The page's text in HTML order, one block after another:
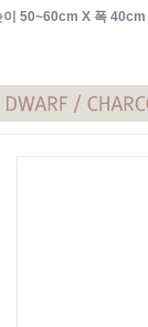
이 50~60cm X 폭 40cm